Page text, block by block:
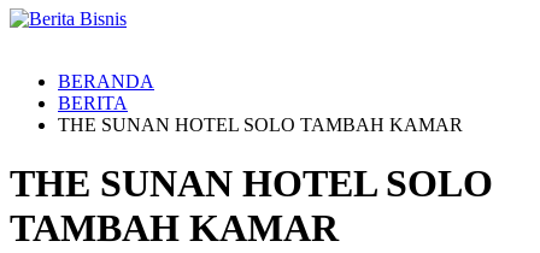
BERANDA
BERITA
THE SUNAN HOTEL SOLO TAMBAH KAMAR
THE SUNAN HOTEL SOLO
TAMBAH KAMAR